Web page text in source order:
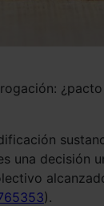
una decisión
).